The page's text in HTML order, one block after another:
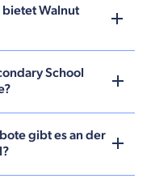
bietet Walnut
School
gibt es an der